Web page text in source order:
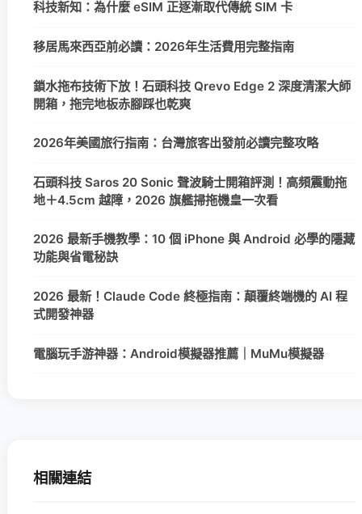
科技新知：為什麼 eSIM 正逐漸取代傳統 SIM 卡
移居馬來西亞前必讀：2026年生活費用完整指南
鎖水拖布技術下放！石頭科技 Qrevo Edge 2 深度清潔大師
開箱，拖完地板赤腳踩也乾爽
2026年美國旅行指南：台灣旅客出發前必讀完整攻略
石頭科技 Saros 20 Sonic 聲波騎士開箱評測！高頻震動拖
地＋4.5cm 越障，2026 旗艦掃拖機皇一次看
2026 最新手機教學：10 個 iPhone 與 Android 必學的隱藏
功能與省電秘訣
2026 最新！Claude Code 終極指南：顛覆終端機的 AI 程
式開發神器
電腦玩手游神器：Android模擬器推薦｜MuMu模擬器
相關連結